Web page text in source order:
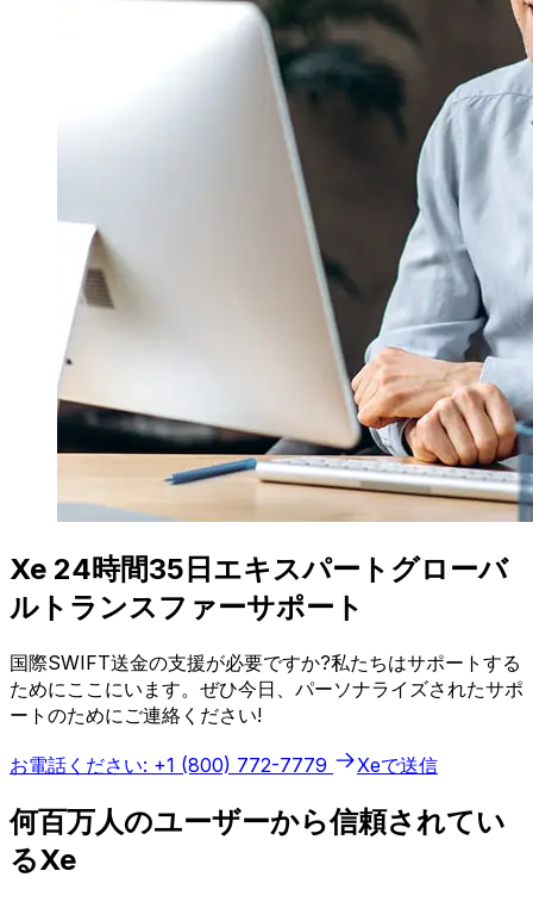
Xe 24時間35日エキスパートグローバ
ルトランスファーサポート
国際SWIFT送金の支援が必要ですか?私たちはサポートする
ためにここにいます。ぜひ今日、パーソナライズされたサポ
ートのためにご連絡ください!
お電話ください: +1 (800) 772-7779 Xeで送信
何百万人のユーザーから信頼されてい
るXe